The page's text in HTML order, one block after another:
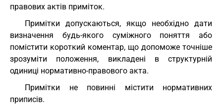
правових актів приміток.
Примітки допускаються, якщо необхідно дати
визначення будь-якого суміжного поняття або
помістити короткий коментар, що допоможе точніше
зрозуміти положення, викладені в структурній
одиниці нормативно-правового акта.
Примітки не повинні містити нормативних
приписів.